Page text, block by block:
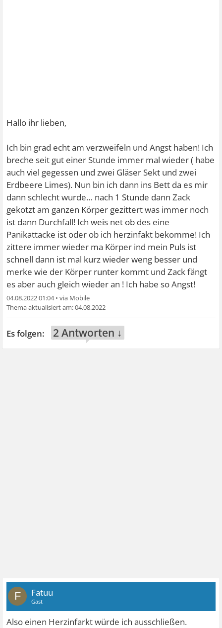
Hallo ihr lieben,
Ich bin grad echt am verzweifeln und Angst haben! Ich
breche seit gut einer Stunde immer mal wieder ( habe
auch viel gegessen und zwei Gläser Sekt und zwei
Erdbeere Limes). Nun bin ich dann ins Bett da es mir
dann schlecht wurde… nach 1 Stunde dann Zack
gekotzt am ganzen Körper gezittert was immer noch
ist dann Durchfall! Ich weis net ob des eine
Panikattacke ist oder ob ich herzinfakt bekomme! Ich
zittere immer wieder ma Körper ind mein Puls ist
schnell dann ist mal kurz wieder weng besser und
merke wie der Körper runter kommt und Zack fängt
es aber auch gleich wieder an ! Ich habe so Angst!
04.08.2022 01:04•
04.08.2022
2 Antworten ↓
F Fatuu
Gast
Also einen Herzinfarkt würde ich ausschließen.